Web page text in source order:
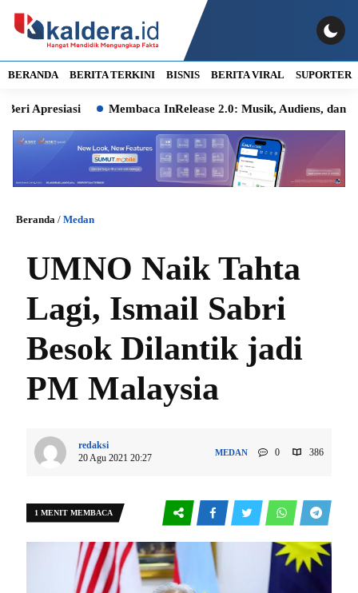
BERANDA BERITA TERKINI BISNIS BERITA VIRAL SUPORTER
Membaca InRelease 2.0: Musik, Audiens, dan
Beranda / Medan
UMNO Naik Tahta
Lagi, Ismail Sabri
Besok Dilantik jadi
PM Malaysia
redaksi
20 Agu 2021 20:27
MEDAN 0 386
1 MENIT MEMBACA